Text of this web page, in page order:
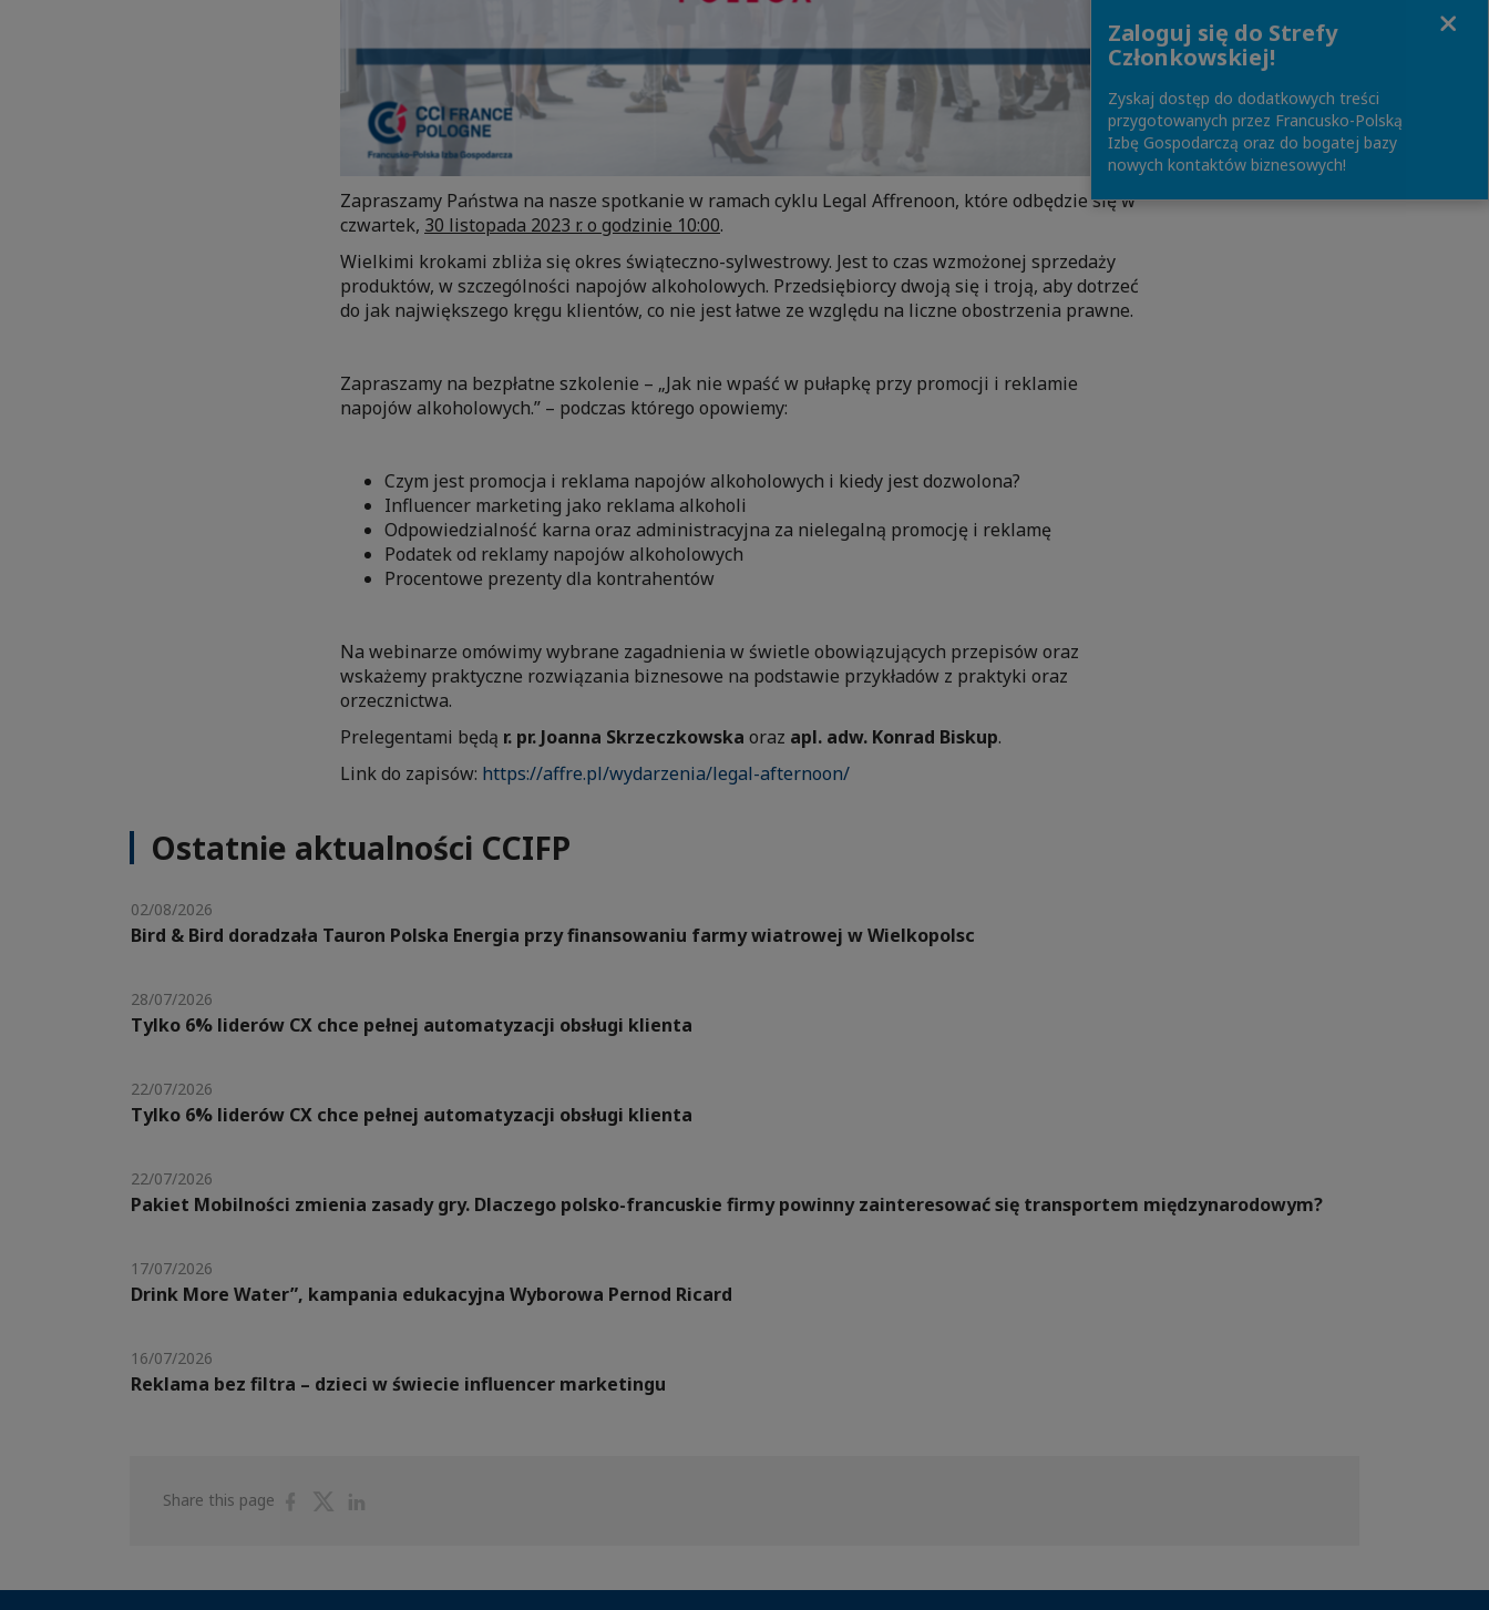
Zapraszamy Państwa na nasze spotkanie w ramach cyklu Legal Affrenoon, które odbędzie się w
czwartek, 30 listopada 2023 r. o godzinie 10:00.
Wielkimi krokami zbliża się okres świąteczno-sylwestrowy. Jest to czas wzmożonej sprzedaży
produktów, w szczególności napojów alkoholowych. Przedsiębiorcy dwoją się i troją, aby dotrzeć
do jak największego kręgu klientów, co nie jest łatwe ze względu na liczne obostrzenia prawne.
Zapraszamy na bezpłatne szkolenie – „Jak nie wpaść w pułapkę przy promocji i reklamie
napojów alkoholowych.” – podczas którego opowiemy:
Czym jest promocja i reklama napojów alkoholowych i kiedy jest dozwolona?
Influencer marketing jako reklama alkoholi
Odpowiedzialność karna oraz administracyjna za nielegalną promocję i reklamę
Podatek od reklamy napojów alkoholowych
Procentowe prezenty dla kontrahentów
Na webinarze omówimy wybrane zagadnienia w świetle obowiązujących przepisów oraz
wskażemy praktyczne rozwiązania biznesowe na podstawie przykładów z praktyki oraz
orzecznictwa.
Prelegentami będą r. pr. Joanna Skrzeczkowska oraz apl. adw. Konrad Biskup.
Link do zapisów: https://affre.pl/wydarzenia/legal-afternoon/
Ostatnie aktualności CCIFP
02/08/2026
Bird & Bird doradzała Tauron Polska Energia przy finansowaniu farmy wiatrowej w Wielkopolsc
28/07/2026
Tylko 6% liderów CX chce pełnej automatyzacji obsługi klienta
22/07/2026
Tylko 6% liderów CX chce pełnej automatyzacji obsługi klienta
22/07/2026
Pakiet Mobilności zmienia zasady gry. Dlaczego polsko-francuskie firmy powinny zainteresować się transportem międzynarodowym?
17/07/2026
Drink More Water”, kampania edukacyjna Wyborowa Pernod Ricard
16/07/2026
Reklama bez filtra – dzieci w świecie influencer marketingu
Share this page
ShareShare
Zaloguj się do Strefy
Członkowskiej!
Zyskaj dostęp do dodatkowych treści
przygotowanych przez Francusko-Polską
Izbę Gospodarczą oraz do bogatej bazy
nowych kontaktów biznesowych!